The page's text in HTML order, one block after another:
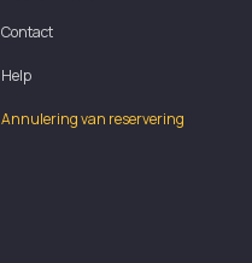
Contact
Help
Annulering van reservering